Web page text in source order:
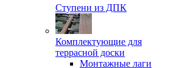
Ступени из ДПК
Комплектующие для
террасной доски
Монтажные лаги